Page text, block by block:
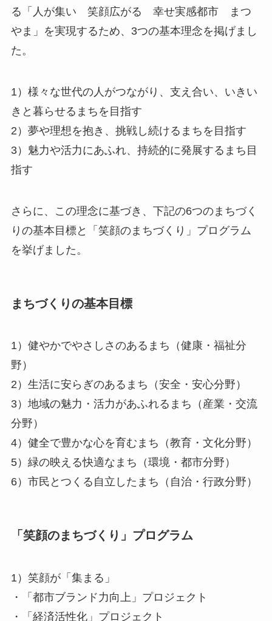
る「人が集い 笑顔広がる 幸せ実感都市 まつ
やま」を実現するため、3つの基本理念を掲げまし
た。
1）様々な世代の人がつながり、支え合い、いきい
きと暮らせるまちを目指す
2）夢や理想を抱き、挑戦し続けるまちを目指す
3）魅力や活力にあふれ、持続的に発展するまち目
指す
さらに、この理念に基づき、下記の6つのまちづく
りの基本目標と「笑顔のまちづくり」プログラム
を挙げました。
まちづくりの基本目標
1）健やかでやさしさのあるまち（健康・福祉分
野）
2）生活に安らぎのあるまち（安全・安心分野）
3）地域の魅力・活力があふれるまち（産業・交流
分野）
4）健全で豊かな心を育むまち（教育・文化分野）
5）緑の映える快適なまち（環境・都市分野）
6）市民とつくる自立したまち（自治・行政分野）
「笑顔のまちづくり」プログラム
1）笑顔が「集まる」
・「都市ブランド力向上」プロジェクト
・「経済活性化」プロジェクト